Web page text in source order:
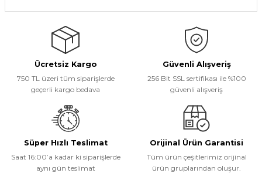
Ücretsiz Kargo
750 TL üzeri tüm siparişlerde
geçerli kargo bedava
Güvenli Alışveriş
256 Bit SSL sertifikası ile %100
güvenli alışveriş
Süper Hızlı Teslimat
Saat 16:00’a kadar ki siparişlerde
aynı gün teslimat
Orijinal Ürün Garantisi
Tüm ürün çeşitlerimiz orijinal
ürün gruplarından oluşur.